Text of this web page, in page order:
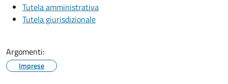
Tutela amministrativa
Tutela giurisdizionale
Argomenti:
Imprese